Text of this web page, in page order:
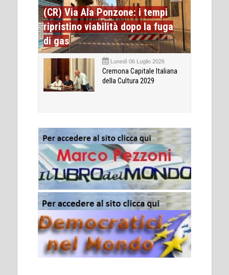
(CR) Via Ala Ponzone: i tempi
ripristino viabilità dopo la fuga
di gas
Lunedì 06 Luglio 2026
Cremona Capitale Italiana
della Cultura 2029